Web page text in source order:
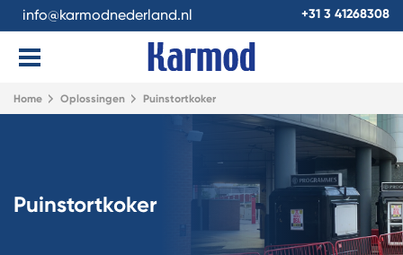
info@karmodnederland.nl +31 3 41268308
Home Oplossingen Puinstortkoker
Puinstortkoker